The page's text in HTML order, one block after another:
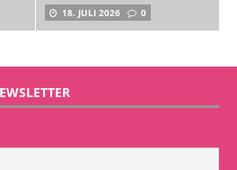
18. JULI 2026 0